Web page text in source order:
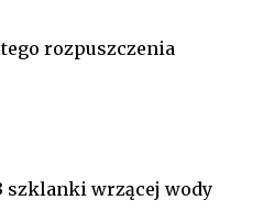
rozpuszczenia
szklanki wrzącej wody